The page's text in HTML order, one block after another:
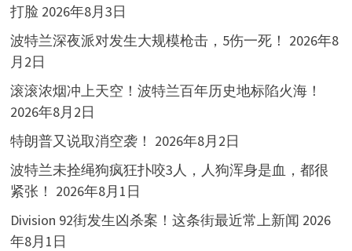
打脸 2026年8月3日
波特兰深夜派对发生大规模枪击，5伤一死！ 2026年8
月2日
滚滚浓烟冲上天空！波特兰百年历史地标陷火海！
2026年8月2日
特朗普又说取消空袭！ 2026年8月2日
波特兰未拴绳狗疯狂扑咬3人，人狗浑身是血，都很
紧张！ 2026年8月1日
Division 92街发生凶杀案！这条街最近常上新闻 2026
年8月1日